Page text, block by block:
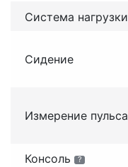
Система нагрузки
Сидение
Измерение пульса
Консоль ?